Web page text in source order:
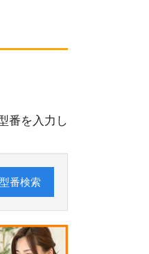
番を入力し
番検索